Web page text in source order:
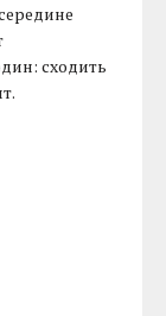
сходить